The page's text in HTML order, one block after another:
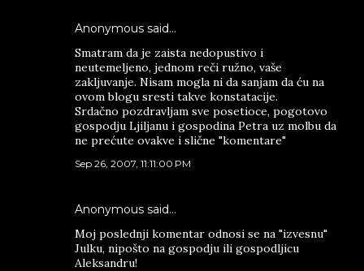
Anonymous said…
Smatram da je zaista nedopustivo i
neutemeljeno, jednom reči ružno, vaše
zakljuvanje. Nisam mogla ni da sanjam da ću na
ovom blogu sresti takve konstatacije.
Srdačno pozdravljam sve posetioce, pogotovo
gospodju Ljiljanu i gospodina Petra uz molbu da
ne prećute ovakve i slične "komentare"
Sep 26, 2007, 11:11:00 PM
Anonymous said…
Moj poslednji komentar odnosi se na "izvesnu"
Julku, nipošto na gospodju ili gospodljicu
Aleksandru!